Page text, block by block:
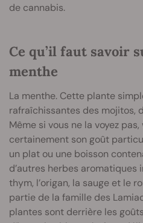
de cannabis.
Ce qu’il faut savoir
menthe
La menthe. Cette plante
rafraîchissantes des mojitos,
Même si vous ne la voyez
certainement son goût
un plat ou une boisson
d’autres herbes aromatiques
thym, l’origan, la sauge et le
partie de la famille des
plantes sont derrière les